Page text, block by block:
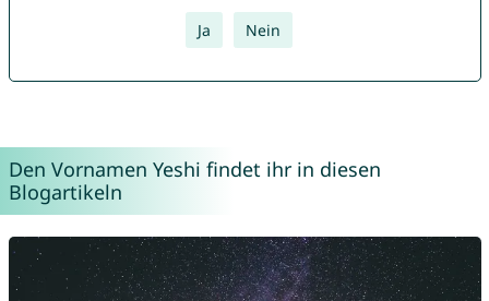
Ja Nein
Den Vornamen Yeshi findet ihr in diesen
Blogartikeln